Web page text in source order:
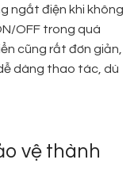
ngắt điện khi không
OFF trong quá
cũng rất đơn giản,
dàng thao tác, dù
vệ thành